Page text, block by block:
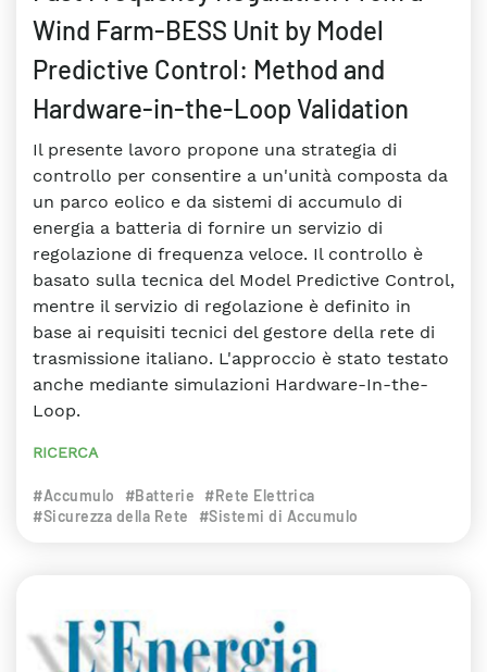
Wind Farm-BESS Unit by Model
Predictive Control: Method and
Hardware-in-the-Loop Validation
Il presente lavoro propone una strategia di
controllo per consentire a un'unità composta da
un parco eolico e da sistemi di accumulo di
energia a batteria di fornire un servizio di
regolazione di frequenza veloce. Il controllo è
basato sulla tecnica del Model Predictive Control,
mentre il servizio di regolazione è definito in
base ai requisiti tecnici del gestore della rete di
trasmissione italiano. L'approccio è stato testato
anche mediante simulazioni Hardware-In-the-
Loop.
RICERCA
#Accumulo #Batterie
#Rete Elettrica
#Sicurezza della Rete
#Sistemi di Accumulo